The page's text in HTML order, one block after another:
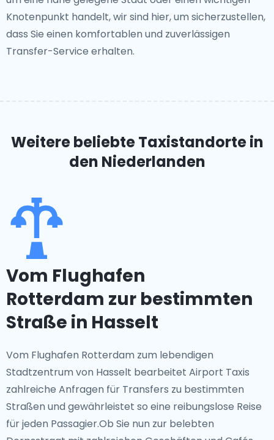
Knotenpunkt handelt, wir sind hier, um sicherzustellen,
dass Sie einen komfortablen und zuverlässigen
Transfer-Service erhalten.
Weitere beliebte Taxistandortein
den Niederlanden
Vom Flughafen
Rotterdam zur bestimmten
Straße in Hasselt
Vom Flughafen Rotterdam zum lebendigen
Stadtzentrum von Hasselt bearbeitet Airport Taxis
zahlreiche Anfragen für Transfers zu bestimmten
Straßen und gewährleistet so eine reibungslose Reise
für jeden Passagier.Ob Sie nun zur belebten